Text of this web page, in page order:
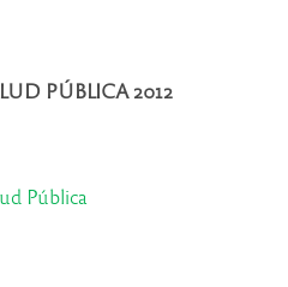
PÚBLICA 2012
Pública